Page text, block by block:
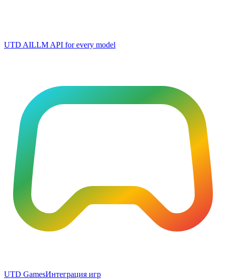
UTD AILLM API for every model
UTD GamesИнтеграция игр